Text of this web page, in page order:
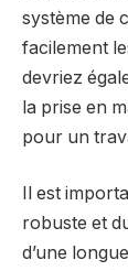
système de
facilement
devriez
la prise en
pour un
Il est
robuste et
d’une